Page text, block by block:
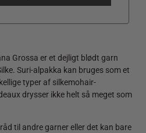
Grossa er et dejligt blødt garn
Suri-alpakka kan bruges som et
typer af silkemohair-
drysser ikke helt så meget som
til andre garner eller det kan bare